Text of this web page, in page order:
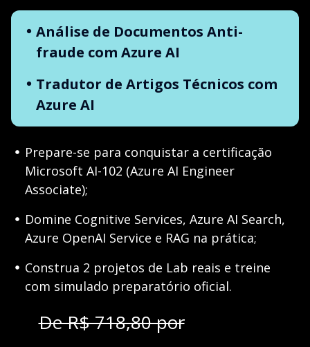
Análise de Documentos Anti-
fraude com Azure AI
Tradutor de Artigos Técnicos com
Azure AI
Prepare-se para conquistar a certificação
Microsoft AI-102 (Azure AI Engineer
Associate);
Domine Cognitive Services, Azure AI Search,
Azure OpenAI Service e RAG na prática;
Construa 2 projetos de Lab reais e treine
com simulado preparatório oficial.
De R$ 718,80 por